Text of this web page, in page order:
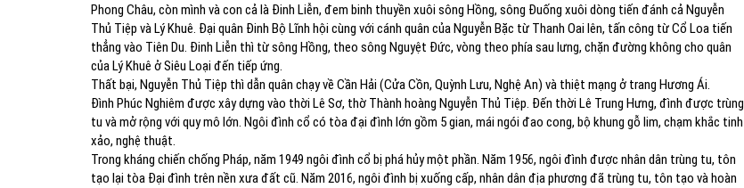
Phong Châu, còn mình và con cả là Đinh Liễn, đem binh thuyền xuôi sông Hồng, sông Đuống xuôi dòng tiến đánh cả Nguyễn
Thủ Tiệp và Lý Khuê. Đại quân Đinh Bộ Lĩnh hội cùng với cánh quân của Nguyễn Bặc từ Thanh Oai lên, tấn công từ Cổ Loa tiến
thẳng vào Tiên Du. Đinh Liễn thì từ sông Hồng, theo sông Nguyệt Đức, vòng theo phía sau lưng, chặn đường không cho quân
của Lý Khuê ở Siêu Loại đến tiếp ứng.
Thất bại, Nguyễn Thủ Tiệp thì dẫn quân chạy về Cần Hải (Cửa Cồn, Quỳnh Lưu, Nghệ An) và thiệt mạng ở trang Hương Ái.
Đình Phúc Nghiêm được xây dựng vào thời Lê Sơ, thờ Thành hoàng Nguyễn Thủ Tiệp. Đến thời Lê Trung Hưng, đình được trùng
tu và mở rộng với quy mô lớn. Ngôi đình cổ có tòa đại đình lớn gồm 5 gian, mái ngói đao cong, bộ khung gỗ lim, chạm khắc tinh
xảo, nghệ thuật.
Trong kháng chiến chống Pháp, năm 1949 ngôi đình cổ bị phá hủy một phần. Năm 1956, ngôi đình được nhân dân trùng tu, tôn
tạo lại tòa Đại đình trên nền xưa đất cũ. Năm 2016, ngôi đình bị xuống cấp, nhân dân địa phương đã trùng tu, tôn tạo và hoàn